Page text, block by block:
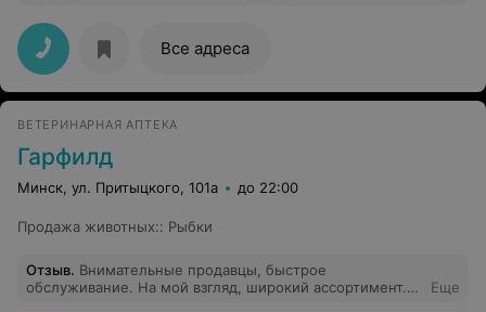
Все адреса
ВЕТЕРИНАРНАЯ АПТЕКА
Гарфилд
Минск, ул. Притыцкого, 101а до 22:00
Продажа животных:: Рыбки
Отзыв. Внимательные продавцы, быстрое
обслуживание. На мой взгляд, широкий ассортимент.
Еще